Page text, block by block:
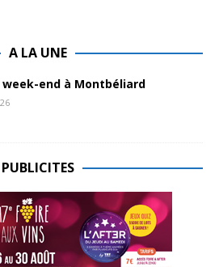
A LA UNE
week-end à Montbéliard
PUBLICITES